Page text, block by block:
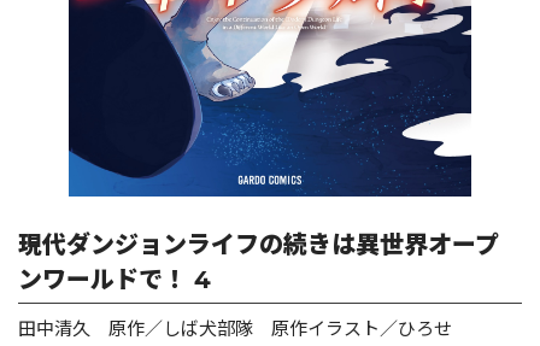
コミックガルド
コミッククリエ
現代ダンジョンライフの続きは異世界オープ
ンワールドで！ 4
田中清久 原作／しば犬部隊 原作イラスト／ひろせ